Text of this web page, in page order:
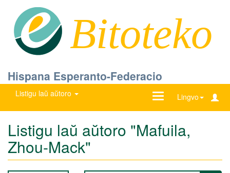
Bitoteko
Hispana Esperanto-Federacio
Listigu laŭ aŭtoro Lingvo
Ŝanĝu
Listigu laŭ aŭtoro "Mafuila,
Zhou-Mack"